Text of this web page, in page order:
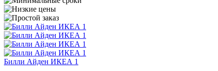
Билли Айден ИКЕА 1